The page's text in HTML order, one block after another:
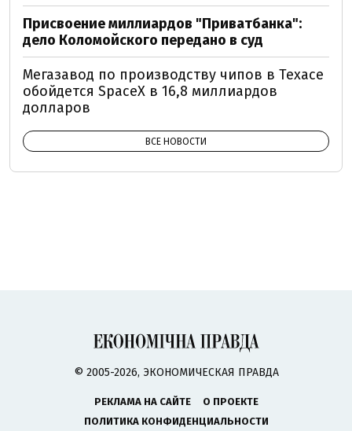
Присвоение миллиардов "Приватбанка":
дело Коломойского передано в суд
Мегазавод по производству чипов в Техасе
обойдется SpaceX в 16,8 миллиардов
долларов
ВСЕ НОВОСТИ
© 2005-2026, ЭКОНОМИЧЕСКАЯ ПРАВДА
РЕКЛАМА НА САЙТЕ
О ПРОЕКТЕ
ПОЛИТИКА КОНФИДЕНЦИАЛЬНОСТИ